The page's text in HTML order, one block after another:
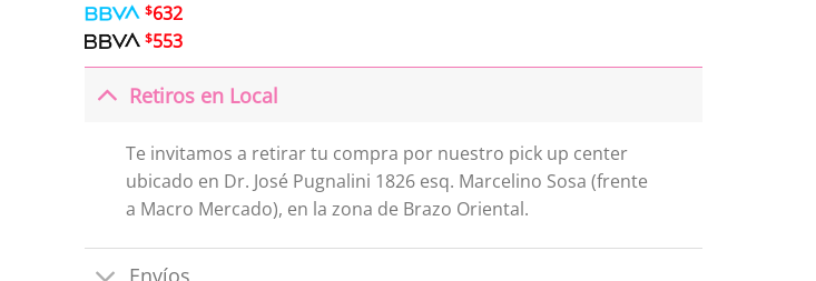
$632
$553
Retiros en Local
Te invitamos a retirar tu compra por nuestro pick up center
ubicado en Dr. José Pugnalini 1826 esq. Marcelino Sosa (frente
a Macro Mercado), en la zona de Brazo Oriental.